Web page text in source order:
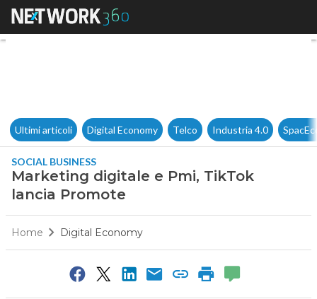
Marketing digitale e Pmi,
Ultimi articoli Digital Economy Telco Industria 4.0
SOCIAL BUSINESS
Marketing digitale e Pmi, TikTok
lancia Promote
Home Digital Economy